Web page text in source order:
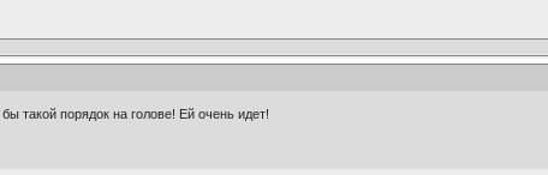
такой порядок на голове! Ей очень идет!